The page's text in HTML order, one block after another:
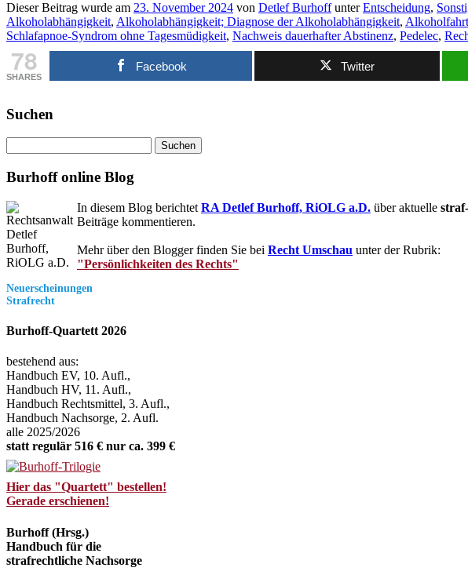
Dieser Beitrag wurde am 23. November 2024 von Detlef BurhoffunterEntscheidung,
Alkoholabhängigkeit, Alkoholabhängigkeit; Diagnose der Alkoholabhängigkeit, Alkoholfahrt
Schlafapnoe-Syndrom ohne Tagesmüdigkeit, Nachweis dauerhafter Abstinenz, Pedelec,
78
SHARES
Facebook Twitter
Suchen
nach:
Burhoff online Blog
In diesem Blog berichtet RA Detlef Burhoff, RiOLG a.D. über aktuelle straf-
Beiträge kommentieren.
Mehr über den Blogger finden Sie bei Recht Umschau unter der Rubrik:
"Persönlichkeiten des Rechts"
Neuerscheinungen
Strafrecht
Burhoff-Quartett 2026
bestehend aus:
Handbuch EV, 10. Aufl.,
Handbuch HV, 11. Aufl.,
Handbuch Rechtsmittel, 3. Aufl.,
Handbuch Nachsorge, 2. Aufl.
alle 2025/2026
statt regulär 516 € nur ca. 399 €
Hier das "Quartett" bestellen!
Gerade erschienen!
Burhoff (Hrsg.)
Handbuch für die
strafrechtliche Nachsorge